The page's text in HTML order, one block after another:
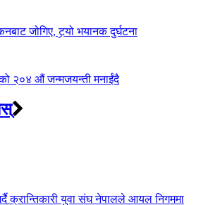
जोगिए, टर्‍यो भयानक दुर्घटना
२०४ औं जन्मजयन्ती मनाईंदै